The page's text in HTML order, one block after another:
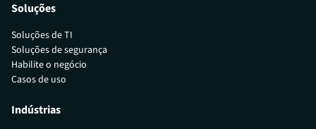
Soluções
Soluções de TI
Soluções de segurança
Habilite o negócio
Casos de uso
Indústrias